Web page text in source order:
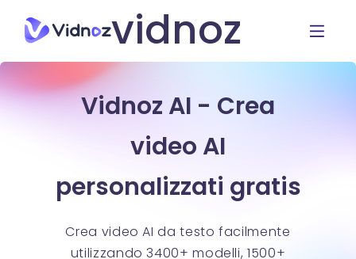
vidnoz
Vidnoz AI - Crea
video AI
personalizzati gratis
Crea video AI da testo facilmente
utilizzando 3400+ modelli, 1500+